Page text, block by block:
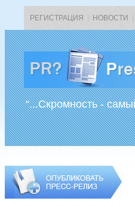
РЕГИСТРАЦИЯ НОВОСТИ
“...Скромность -